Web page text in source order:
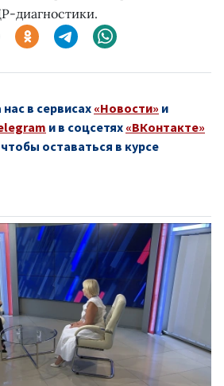
диагностики.
в сервисах «Новости» и
и в соцсетях «ВКонтакте»
чтобы оставаться в курсе